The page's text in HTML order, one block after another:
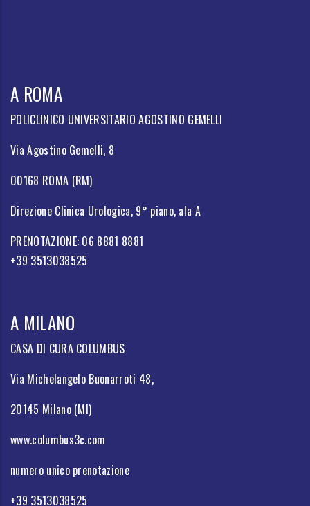
A ROMA
POLICLINICO UNIVERSITARIO AGOSTINO GEMELLI
Via Agostino Gemelli, 8
00168 ROMA (RM)
Direzione Clinica Urologica, 9° piano, ala A
PRENOTAZIONE: 06 8881 8881
+39 3513038525
A MILANO
CASA DI CURA COLUMBUS
Via Michelangelo Buonarroti 48,
20145 Milano (MI)
www.columbus3c.com
numero unico prenotazione
+39 3513038525